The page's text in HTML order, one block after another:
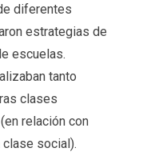
diferentes
estrategias de
escuelas.
tanto
clases
relación con
social).